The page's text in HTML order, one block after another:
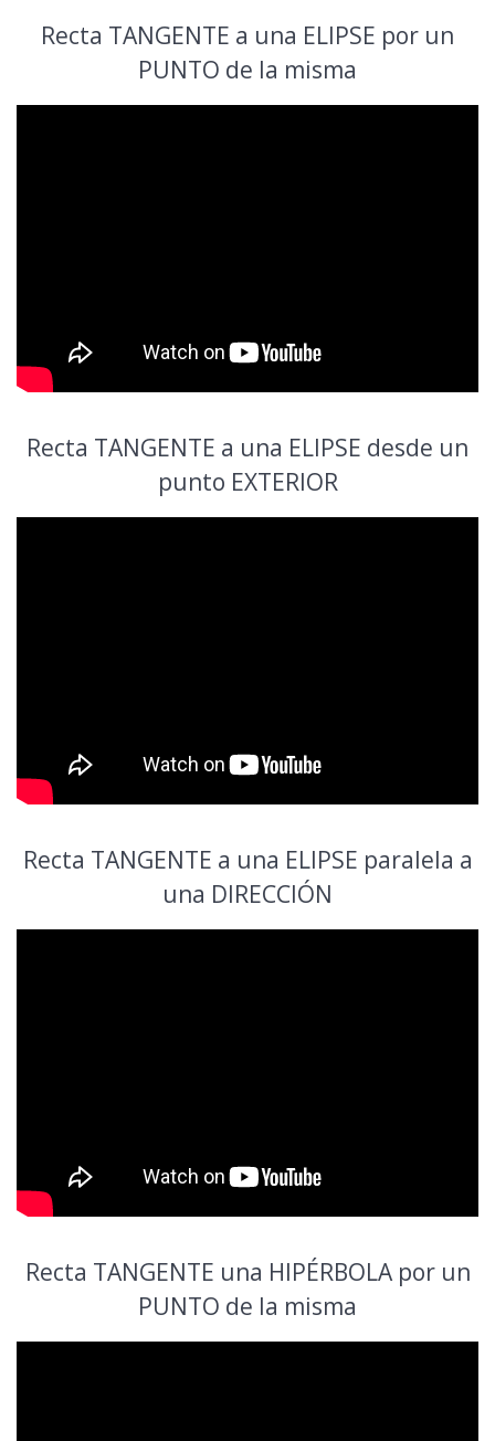
Recta TANGENTE a una ELIPSE por un
PUNTO de la misma
Recta TANGENTE a una ELIPSE desde un
punto EXTERIOR
Recta TANGENTE a una ELIPSE paralela a
una DIRECCIÓN
Recta TANGENTE una HIPÉRBOLA por un
PUNTO de la misma